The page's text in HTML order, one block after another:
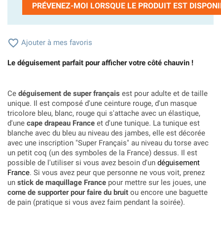
PRÉVENEZ-MOI LORSQUE LE PRODUIT EST
 Ajouter à mes favoris
Le déguisement parfait pour afficher votre côté chauvin !
Ce déguisement de super français est pour adulte et de taille
unique. Il est composé d'une ceinture rouge, d'un masque
tricolore bleu, blanc, rouge qui s'attache avec un élastique,
d'une cape drapeau France et d'une tunique. La tunique est
blanche avec du bleu au niveau des jambes, elle est décorée
avec une inscription "Super Français" au niveau du torse avec
un petit coq (un des symboles de la France) dessus. Il est
possible de l'utiliser si vous avez besoin d'un déguisement
France. Si vous avez peur que personne ne vous voit, prenez
un stick de maquillage France pour mettre sur les joues, une
corne de supporter pour faire du bruit ou encore une baguette
de pain (pratique si vous avez faim pendant la soirée).